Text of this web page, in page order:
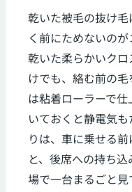
乾いた被毛の抜け
く前にためないの
乾いた柔らかいク
けでも、絡む前の
は粘着ローラーで
いておくと静電気
りは、車に乗せる
と、後席への持ち
場で一台まるごと